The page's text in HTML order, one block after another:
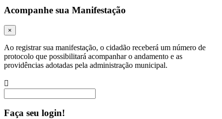
Acompanhe sua Manifestação
×
Ao registrar sua manifestação, o cidadão receberá um número de
protocolo que possibilitará acompanhar o andamento e as
providências adotadas pela administração municipal.
Faça seu login!